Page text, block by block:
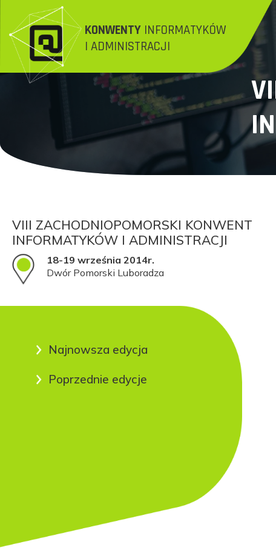
KONWENTY INFORMATYKÓW
I ADMINISTRACJI
VIII ZACHODNIOPOMORSKI KONWENT
INFORMATYKÓW I ADMINISTRACJI
18-19 września 2014r.
Dwór Pomorski Luboradza
Najnowsza edycja
Poprzednie edycje